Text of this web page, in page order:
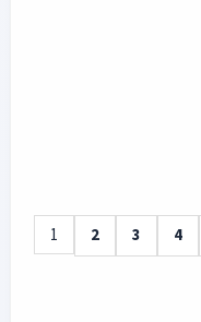
1 2 3 4